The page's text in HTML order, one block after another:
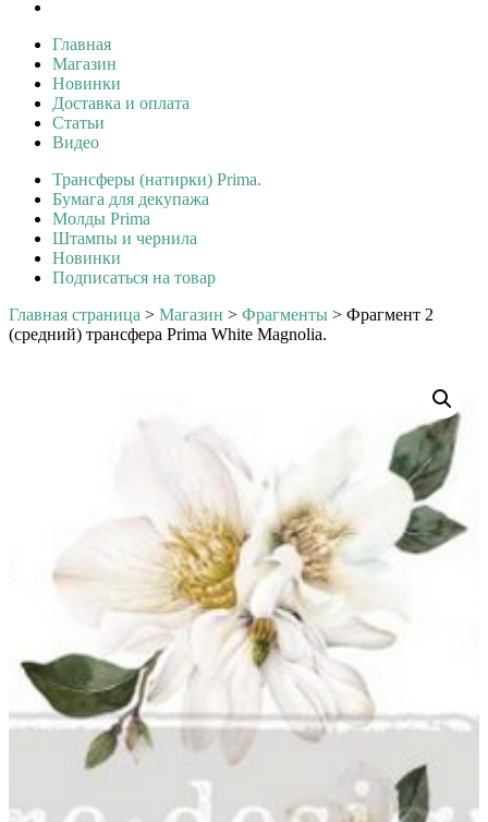
Главная
Магазин
Новинки
Доставка и оплата
Статьи
Видео
Трансферы (натирки) Prima.
Бумага для декупажа
Молды Prima
Штампы и чернила
Новинки
Подписаться на товар
Главная страница > Магазин > Фрагменты > Фрагмент 2
(средний) трансфера Prima White Magnolia.